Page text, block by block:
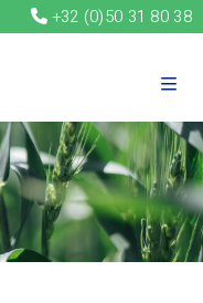
+32 (0)50 31 80 38